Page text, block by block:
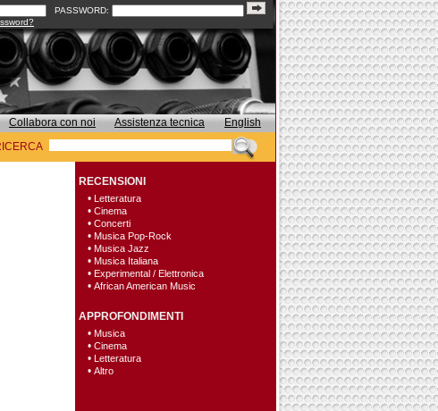
PASSWORD:
Collabora con noi Assistenza tecnica
English
RECENSIONI
• Letteratura
• Cinema
• Concerti
• Musica Pop-Rock
• Musica Jazz
• Musica Italiana
• Experimental / Elettronica
• African American Music
APPROFONDIMENTI
• Musica
• Cinema
• Letteratura
• Altro